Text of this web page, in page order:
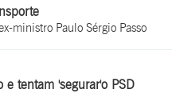
ministro Paulo Sérgio Passo
tentam 'segurar'o PSD